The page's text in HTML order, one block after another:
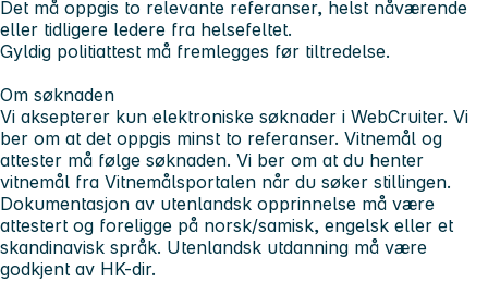
Det må oppgis to relevante referanser, helst nåværende
eller tidligere ledere fra helsefeltet.
Gyldig politiattest må fremlegges før tiltredelse.
Om søknaden
Vi aksepterer kun elektroniske søknader i WebCruiter. Vi
ber om at det oppgis minst to referanser. Vitnemål og
attester må følge søknaden. Vi ber om at du henter
vitnemål fra Vitnemålsportalen når du søker stillingen.
Dokumentasjon av utenlandsk opprinnelse må være
attestert og foreligge på norsk/samisk, engelsk eller et
skandinavisk språk. Utenlandsk utdanning må være
godkjent av HK-dir.